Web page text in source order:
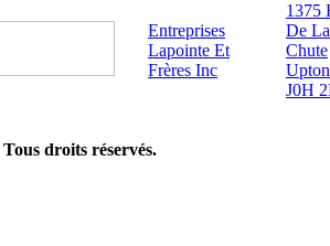
Entreprises
Lapointe Et
Frères Inc
1375
De La
Chute
J0H
Tous droits réservés.